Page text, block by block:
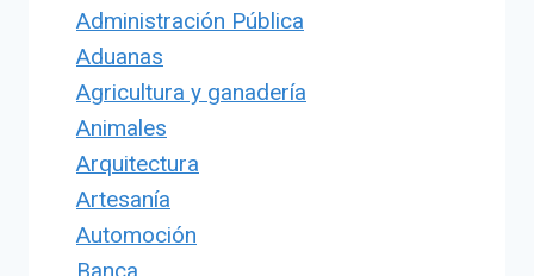
Administración Pública
Aduanas
Agricultura y ganadería
Animales
Arquitectura
Artesanía
Automoción
Banca